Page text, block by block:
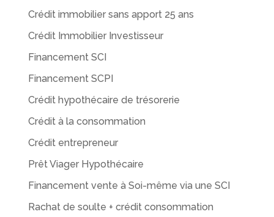
Crédit immobilier sans apport 25 ans
Crédit Immobilier Investisseur
Financement SCI
Financement SCPI
Crédit hypothécaire de trésorerie
Crédit à la consommation
Crédit entrepreneur
Prêt Viager Hypothécaire
Financement vente à Soi-même via une SCI
Rachat de soulte + crédit consommation